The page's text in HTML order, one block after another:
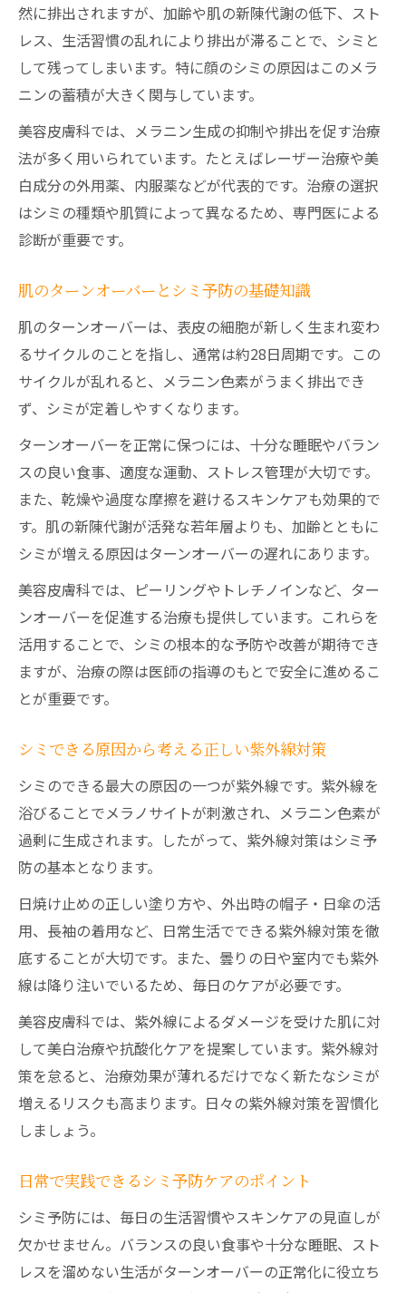
然に排出されますが、加齢や肌の新陳代謝の低下、スト
レス、生活習慣の乱れにより排出が滞ることで、シミと
して残ってしまいます。特に顔のシミの原因はこのメラ
ニンの蓄積が大きく関与しています。
美容皮膚科では、メラニン生成の抑制や排出を促す治療
法が多く用いられています。たとえばレーザー治療や美
白成分の外用薬、内服薬などが代表的です。治療の選択
はシミの種類や肌質によって異なるため、専門医による
診断が重要です。
肌のターンオーバーとシミ予防の基礎知識
肌のターンオーバーは、表皮の細胞が新しく生まれ変わ
るサイクルのことを指し、通常は約28日周期です。この
サイクルが乱れると、メラニン色素がうまく排出でき
ず、シミが定着しやすくなります。
ターンオーバーを正常に保つには、十分な睡眠やバラン
スの良い食事、適度な運動、ストレス管理が大切です。
また、乾燥や過度な摩擦を避けるスキンケアも効果的で
す。肌の新陳代謝が活発な若年層よりも、加齢とともに
シミが増える原因はターンオーバーの遅れにあります。
美容皮膚科では、ピーリングやトレチノインなど、ター
ンオーバーを促進する治療も提供しています。これらを
活用することで、シミの根本的な予防や改善が期待でき
ますが、治療の際は医師の指導のもとで安全に進めるこ
とが重要です。
シミできる原因から考える正しい紫外線対策
シミのできる最大の原因の一つが紫外線です。紫外線を
浴びることでメラノサイトが刺激され、メラニン色素が
過剰に生成されます。したがって、紫外線対策はシミ予
防の基本となります。
日焼け止めの正しい塗り方や、外出時の帽子・日傘の活
用、長袖の着用など、日常生活でできる紫外線対策を徹
底することが大切です。また、曇りの日や室内でも紫外
線は降り注いでいるため、毎日のケアが必要です。
美容皮膚科では、紫外線によるダメージを受けた肌に対
して美白治療や抗酸化ケアを提案しています。紫外線対
策を怠ると、治療効果が薄れるだけでなく新たなシミが
増えるリスクも高まります。日々の紫外線対策を習慣化
しましょう。
日常で実践できるシミ予防ケアのポイント
シミ予防には、毎日の生活習慣やスキンケアの見直しが
欠かせません。バランスの良い食事や十分な睡眠、スト
レスを溜めない生活がターンオーバーの正常化に役立ち